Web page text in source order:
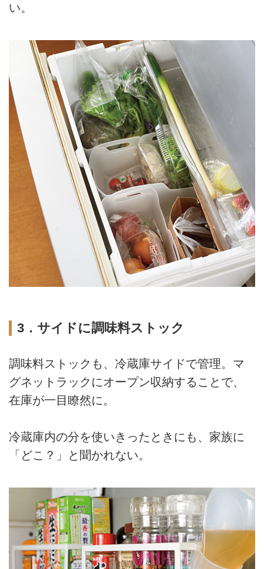
い。
3．サイドに調味料ストック
調味料ストックも、冷蔵庫サイドで管理。マ
グネットラックにオープン収納することで、
在庫が一目瞭然に。
冷蔵庫内の分を使いきったときにも、家族に
「どこ？」と聞かれない。